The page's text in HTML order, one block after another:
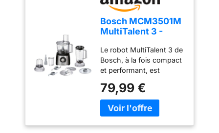
Bosch MCM3501M
MultiTalent 3 -
Puissant moteur,
Blender
Le robot MultiTalent 3 de
Bosch, à la fois compact
et performant, est
qui vous permettra de
réussir toutes vos
préparations et recettes,
79,99 €